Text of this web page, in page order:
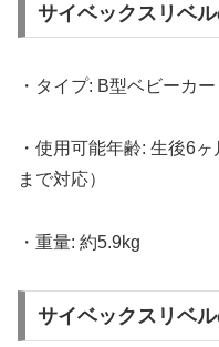
サイベックスリベ
・タイプ: B型ベビーカー
・使用可能年齢: 生後6
まで対応）
・重量: 約5.9kg
サイベックスリベ